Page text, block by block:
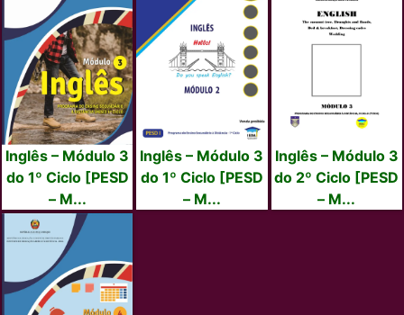
Inglês – Módulo 3
do 1º Ciclo [PESD
– M...
Inglês – Módulo 3
do 1º Ciclo [PESD
– M...
Inglês – Módulo 3
do 2º Ciclo [PESD
– M...